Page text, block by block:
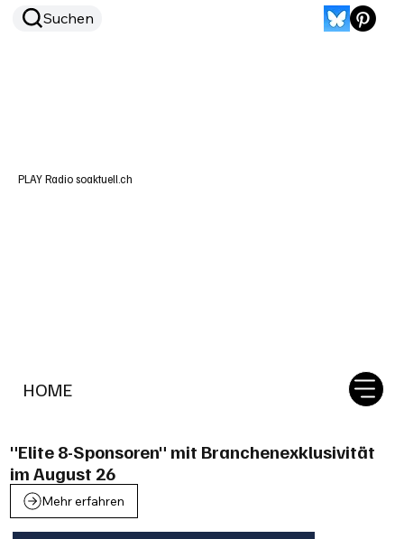
HOME
Suchen
PLAY Radio soaktuell.ch
"Elite 8-Sponsoren" mit Branchenexklusivität
im August 26
Mehr erfahren